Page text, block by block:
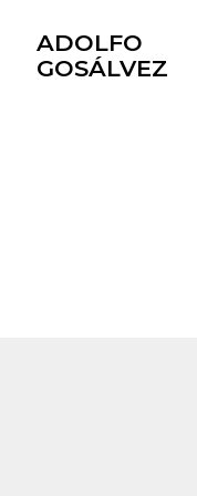
ADOLFO
GOSÁLVEZ